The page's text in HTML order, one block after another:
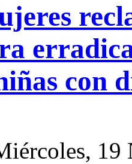
con
19